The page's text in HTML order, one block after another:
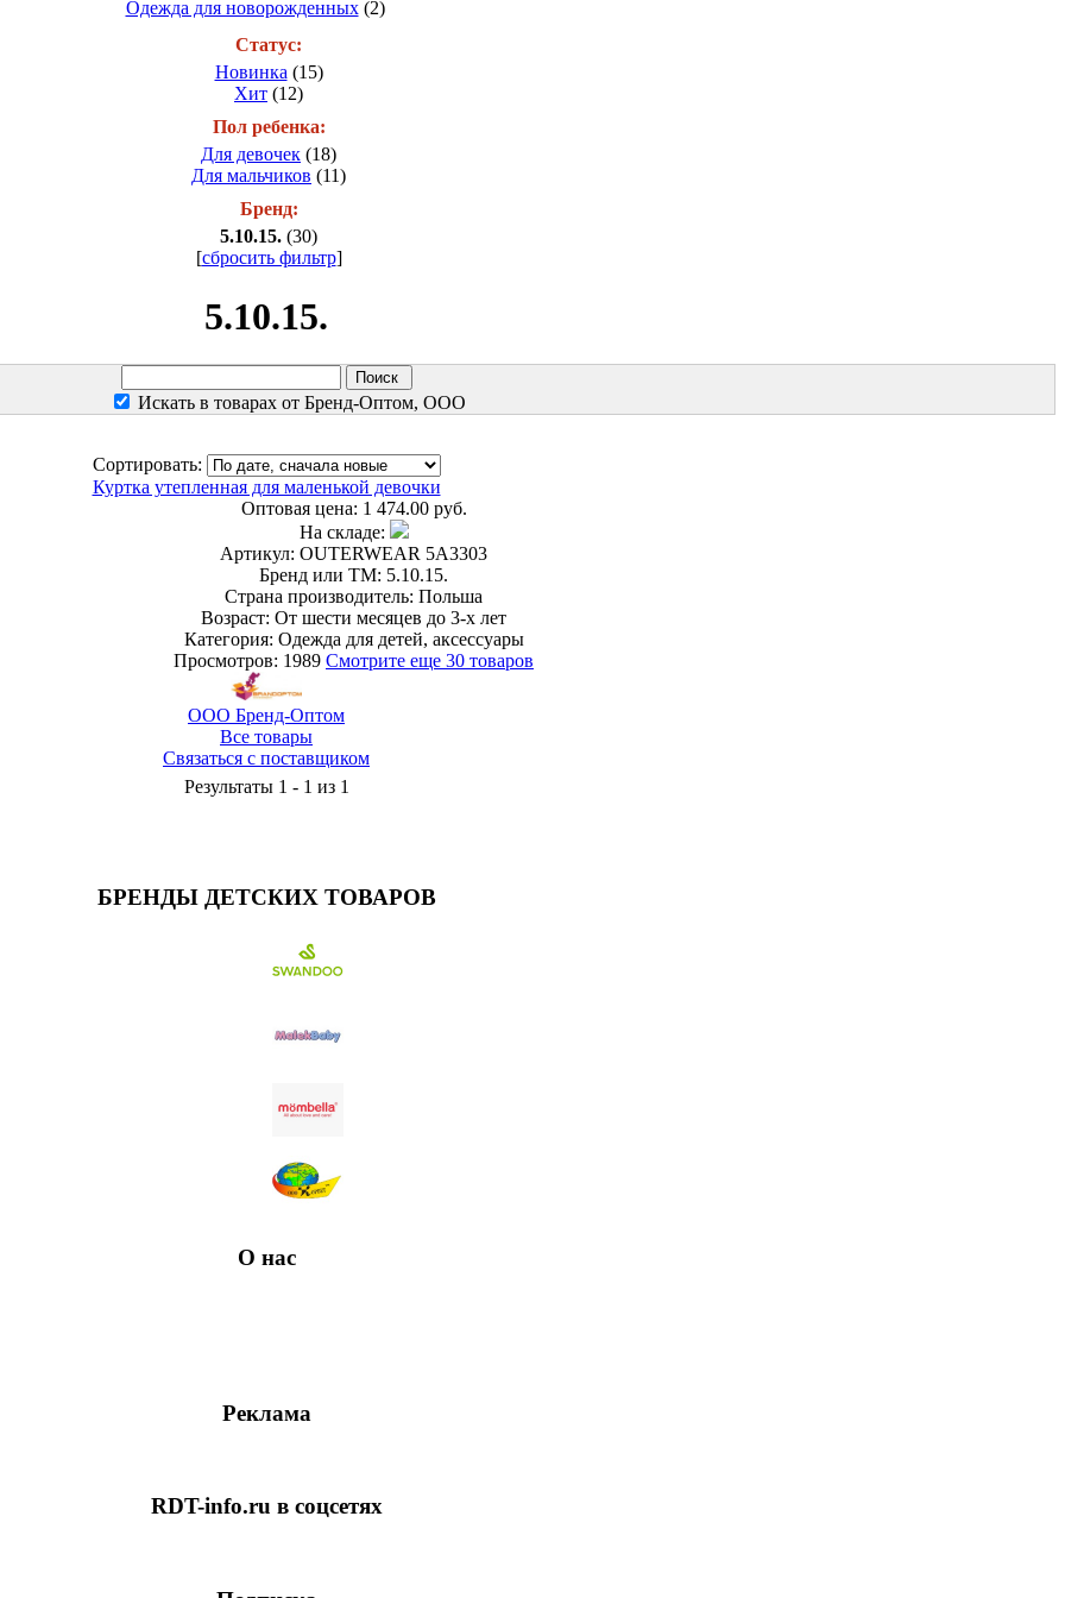
Одежда для новорожденных (2)
Статус:
Новинка (15)
Хит (12)
Пол ребенка:
Для девочек (18)
Для мальчиков (11)
Бренд:
5.10.15. (30)
[сбросить фильтр]
5.10.15.
Искать в товарах от Бренд-Оптом, ООО
Сортировать:
Куртка утепленная для маленькой девочки
Оптовая цена: 1 474.00 руб.
На складе:
Артикул: OUTERWEAR 5A3303
Бренд или ТМ: 5.10.15.
Страна производитель: Польша
Возраст: От шести месяцев до 3-х лет
Категория: Одежда для детей, аксессуары
Просмотров: 1989 Смотрите еще 30 товаров
ООО Бренд-Оптом
Все товары
Связаться с поставщиком
Результаты 1 - 1 из 1
БРЕНДЫ ДЕТСКИХ ТОВАРОВ
О нас
Реклама
RDT-info.ru в соцсетях